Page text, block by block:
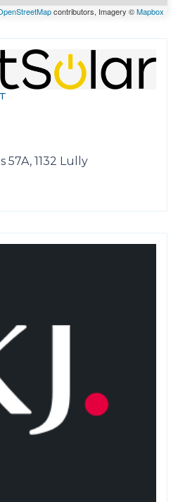
contributors, Imagery ©Mapbox
57A, 1132 Lully